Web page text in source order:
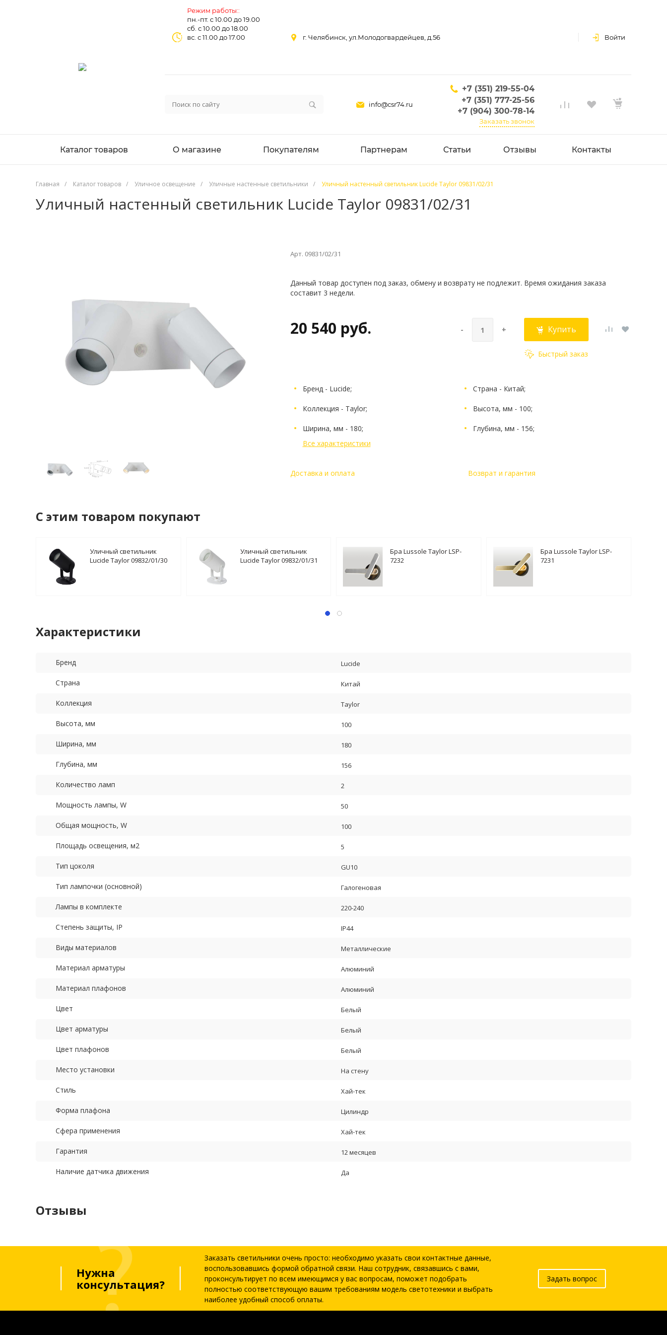
Режим работы::
пн.-пт. с 10.00 до 19.00
сб. с 10.00 до 18.00
вс. с 11.00 до 17.00
г. Челябинск, ул.Молодогвардейцев, д.56 Войти
info@csr74.ru
+7 (351) 219-55-04
+7 (351) 777-25-56
+7 (904) 300-78-14
Заказать звонок
Каталог товаров О магазине Покупателям Партнерам Статьи Отзывы Контакты
Главная / Каталог товаров / Уличное освещение / Уличные настенные светильники / Уличный настенный светильник Lucide Taylor 09831/02/31
Уличный настенный светильник Lucide Taylor 09831/02/31
Арт. 09831/02/31
Данный товар доступен под заказ, обмену и возврату не подлежит. Время ожидания заказа
составит 3 недели.
20 540 руб. - + Купить
Быстрый заказ
Бренд - Lucide; Страна - Китай;
Коллекция - Taylor; Высота, мм - 100;
Ширина, мм - 180;
Глубина, мм - 156;
Все характеристики
Доставка и оплата Возврат и гарантия
C этим товаром покупают
Уличный светильник
Lucide Taylor 09832/01/30
Уличный светильник
Lucide Taylor 09832/01/31
Бра Lussole Taylor LSP-
7232
Бра Lussole Taylor LSP-
7231
Характеристики
Бренд Lucide
Страна Китай
Коллекция Taylor
Высота, мм 100
Ширина, мм 180
Глубина, мм 156
Количество ламп 2
Мощность лампы, W 50
Общая мощность, W 100
Площадь освещения, м2 5
Тип цоколя GU10
Тип лампочки (основной) Галогеновая
Лампы в комплекте 220-240
Степень защиты, IP IP44
Виды материалов Металлические
Материал арматуры Алюминий
Материал плафонов Алюминий
Цвет Белый
Цвет арматуры Белый
Цвет плафонов Белый
Место установки На стену
Стиль Хай-тек
Форма плафона Цилиндр
Сфера применения Хай-тек
Гарантия 12 месяцев
Наличие датчика движения Да
Отзывы
Нужна
консультация?
Заказать светильники очень просто: необходимо указать свои контактные данные,
воспользовавшись формой обратной связи. Наш сотрудник, связавшись с вами,
проконсультирует по всем имеющимся у вас вопросам, поможет подобрать
полностью соответствующую вашим требованиям модель светотехники и выбрать
наиболее удобный способ оплаты.
Задать вопрос